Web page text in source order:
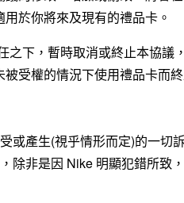
於你將來及現有的禮品卡。
之下，暫時取消或終止本協議
受權的情況下使用禮品卡而終
或產生(視乎情形而定)的一切
除非是因 Nike 明顯犯錯所致